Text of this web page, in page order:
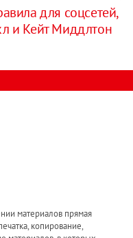
для соцсетей,
и Кейт Миддлтон
материалов прямая
копирование,